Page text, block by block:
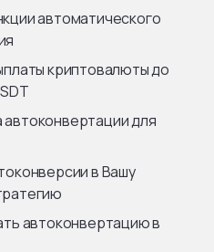
автоматического
криптовалюты до
для
в Вашу
автоконвертацию в